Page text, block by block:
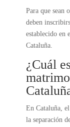
Para que sean
deben
establecido en
Cataluña.
¿Cuál
En Cataluña,
la separación